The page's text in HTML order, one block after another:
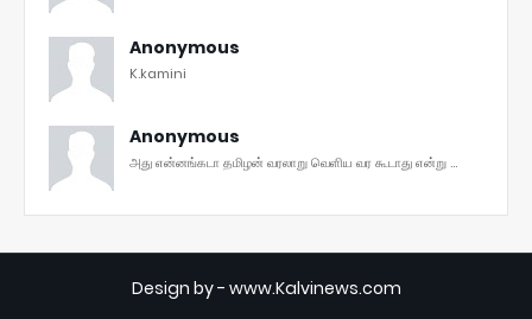
Anonymous
K.kamini
Anonymous
அது என்னங்கடா தமிழன் வரலாறு வெளிய வர கூடாது என்று ...
Design by - www.Kalvinews.com